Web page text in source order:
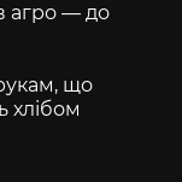
агро — до
що
хлібом